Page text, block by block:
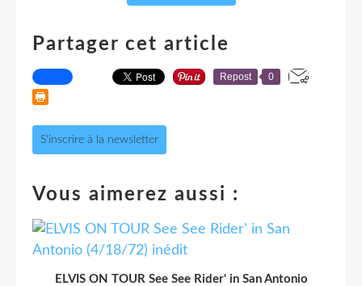
Partager cet article
Repost 0
S'inscrire à la newsletter
Vous aimerez aussi :
ELVIS ON TOUR See See Rider' in San Antonio